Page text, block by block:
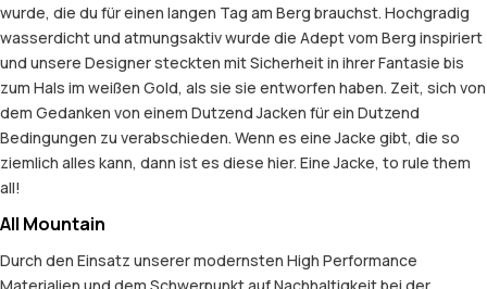
wurde, die du für einen langen Tag am Berg brauchst. Hochgradig
wasserdicht und atmungsaktiv wurde die Adept vom Berg inspiriert
und unsere Designer steckten mit Sicherheit in ihrer Fantasie bis
zum Hals im weißen Gold, als sie sie entworfen haben. Zeit, sich von
dem Gedanken von einem Dutzend Jacken für ein Dutzend
Bedingungen zu verabschieden. Wenn es eine Jacke gibt, die so
ziemlich alles kann, dann ist es diese hier. Eine Jacke, to rule them
all!
All Mountain
Durch den Einsatz unserer modernsten High Performance